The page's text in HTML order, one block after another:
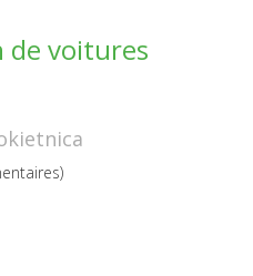
de voitures
)